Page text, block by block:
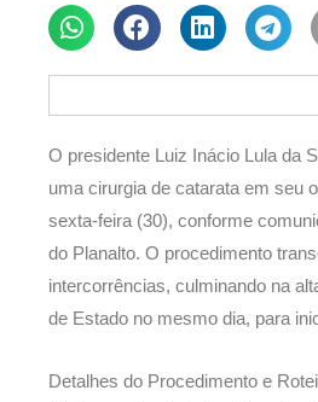
O presidente Luiz Inácio Lula da
uma cirurgia de catarata em seu
sexta-feira (30), conforme
do Planalto. O procedimento
intercorrências, culminando na
de Estado no mesmo dia, para
Detalhes do Procedimento e